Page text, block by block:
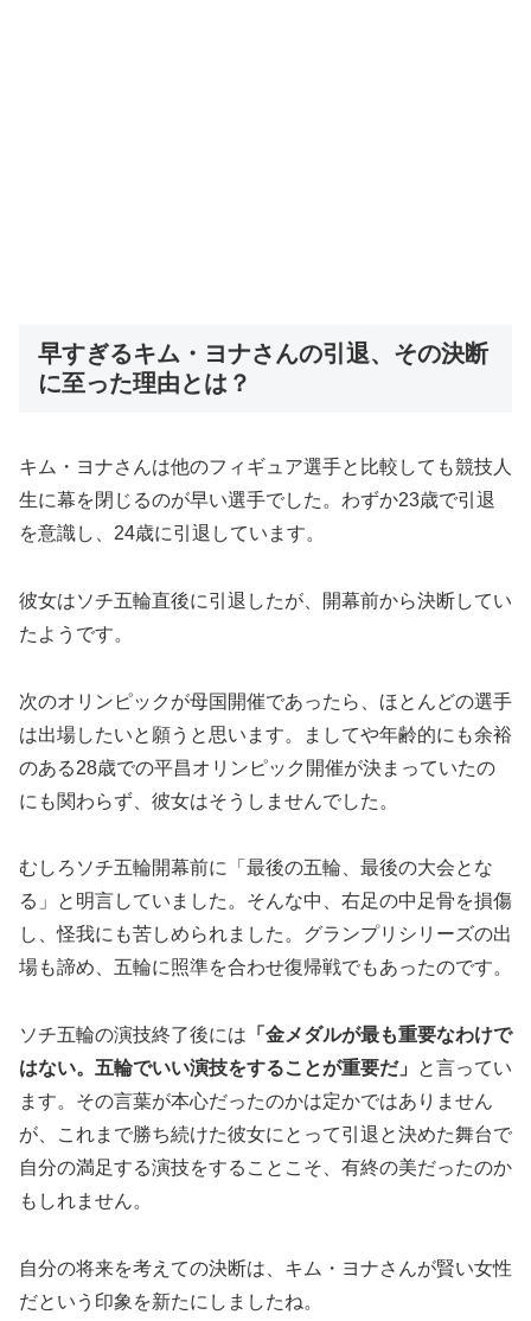
早すぎるキム・ヨナさんの引退、その決断
に至った理由とは？
キム・ヨナさんは他のフィギュア選手と比較しても競技人
生に幕を閉じるのが早い選手でした。わずか23歳で引退
を意識し、24歳に引退しています。
彼女はソチ五輪直後に引退したが、開幕前から決断してい
たようです。
次のオリンピックが母国開催であったら、ほとんどの選手
は出場したいと願うと思います。ましてや年齢的にも余裕
のある28歳での平昌オリンピック開催が決まっていたの
にも関わらず、彼女はそうしませんでした。
むしろソチ五輪開幕前に「最後の五輪、最後の大会とな
る」と明言していました。そんな中、右足の中足骨を損傷
し、怪我にも苦しめられました。グランプリシリーズの出
場も諦め、五輪に照準を合わせ復帰戦でもあったのです。
ソチ五輪の演技終了後には 「金メダルが最も重要なわけで
はない。五輪でいい演技をすることが重要だ」
と言ってい
ます。その言葉が本心だったのかは定かではありません
が、これまで勝ち続けた彼女にとって引退と決めた舞台で
自分の満足する演技をすることこそ、有終の美だったのか
もしれません。
自分の将来を考えての決断は、キム・ヨナさんが賢い女性
だという印象を新たにしましたね。